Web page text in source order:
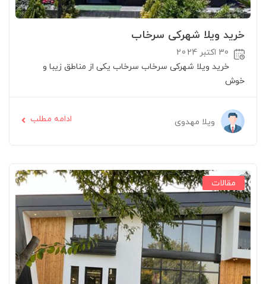
خرید ویلا شهرکی سرخاب
30 اکتبر 2024
خرید ویلا شهرکی سرخاب سرخاب یکی از مناطق زیبا و
خوش
ویلا مهدوی ادامه مطلب
مقالات